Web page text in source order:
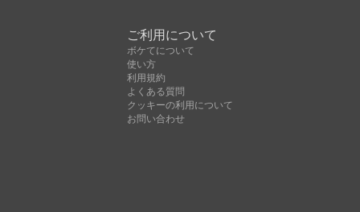
ご利用について
ボケてについて
使い方
利用規約
よくある質問
クッキーの利用について
お問い合わせ